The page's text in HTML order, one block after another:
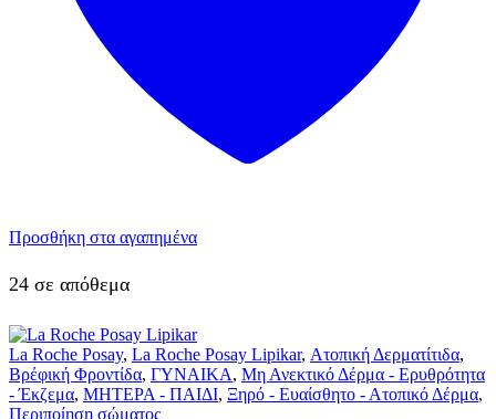
Προσθήκη στα αγαπημένα
24 σε απόθεμα
La Roche Posay, La Roche Posay Lipikar, Ατοπική Δερματίτιδα,
Βρέφική Φροντίδα, ΓΥΝΑΙΚΑ, Μη Ανεκτικό Δέρμα - Ερυθρότητα
- Έκζεμα, ΜΗΤΕΡΑ - ΠΑΙΔΙ, Ξηρό - Ευαίσθητο - Ατοπικό Δέρμα,
Περιποίηση σώματος